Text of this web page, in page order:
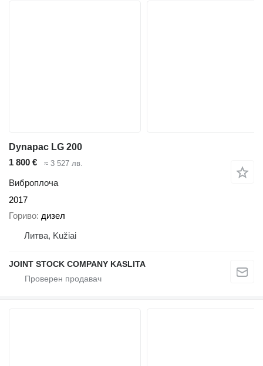
Dynapac LG 200
1 800 €
≈ 3 527 лв.
Виброплоча
2017
Гориво дизел
Литва, Kužiai
JOINT STOCK COMPANY KASLITA